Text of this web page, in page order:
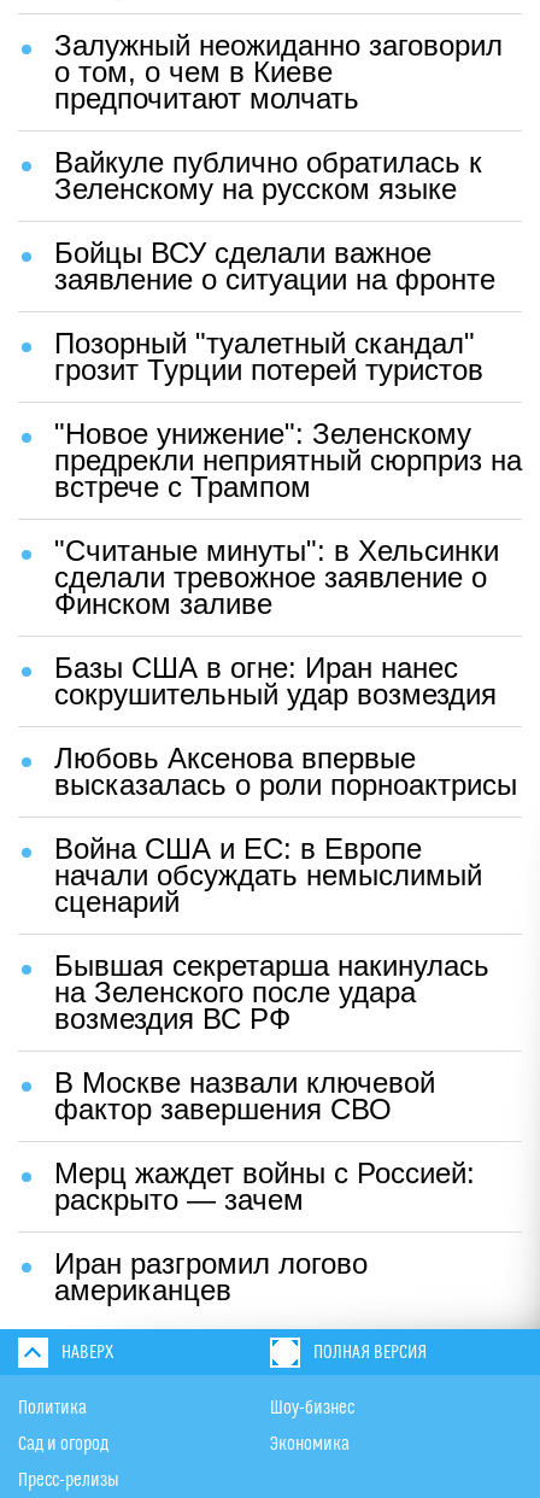
Залужный неожиданно заговорил
о том, о чем в Киеве
предпочитают молчать
Вайкуле публично обратилась к
Зеленскому на русском языке
Бойцы ВСУ сделали важное
заявление о ситуации на фронте
Позорный "туалетный скандал"
грозит Турции потерей туристов
"Новое унижение": Зеленскому
предрекли неприятный сюрприз на
встрече с Трампом
"Считаные минуты": в Хельсинки
сделали тревожное заявление о
Финском заливе
Базы США в огне: Иран нанес
сокрушительный удар возмездия
Любовь Аксенова впервые
высказалась о роли порноактрисы
Война США и ЕС: в Европе
начали обсуждать немыслимый
сценарий
Бывшая секретарша накинулась
на Зеленского после удара
возмездия ВС РФ
В Москве назвали ключевой
фактор завершения СВО
Мерц жаждет войны с Россией:
раскрыто — зачем
Иран разгромил логово
американцев
НАВЕРХ ПОЛНАЯ ВЕРСИЯ
Политика
Сад и огород
Пресс-релизы
Шоу-бизнес
Экономика